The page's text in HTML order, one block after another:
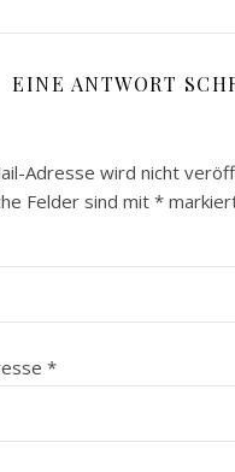
EINE ANTWORT
Adresse wird nicht
Felder sind mit *
*